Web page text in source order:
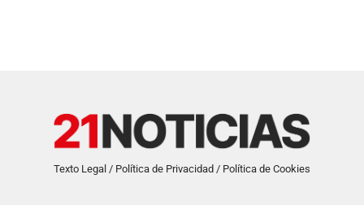
Texto Legal / Política de Privacidad / Política de Cookies